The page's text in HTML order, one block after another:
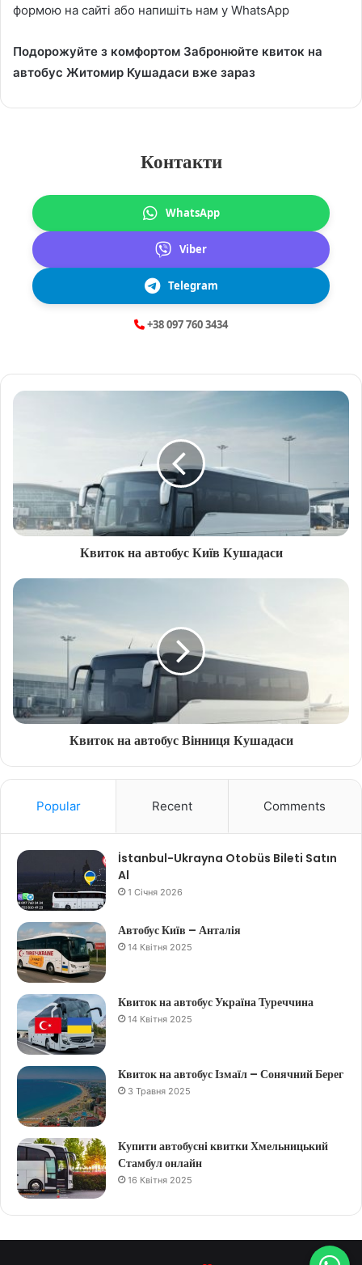
формою на сайті або напишіть нам у WhatsApp
Подорожуйте з комфортом Забронюйте квиток на
автобус Житомир Кушадаси вже зараз
Контакти
WhatsApp
Viber
Telegram
+38 097 760 3434
Квиток на автобус Київ Кушадаси
Квиток на автобус Вінниця Кушадаси
Popular Recent Comments
İstanbul-Ukrayna Otobüs Bileti Satın
Al
1 Січня 2026
Автобус Київ – Анталія
14 Квітня 2025
Квиток на автобус Україна Туреччина
14 Квітня 2025
Квиток на автобус Ізмаїл – Сонячний Берег
3 Травня 2025
Купити автобусні квитки Хмельницький
Стамбул онлайн
16 Квітня 2025